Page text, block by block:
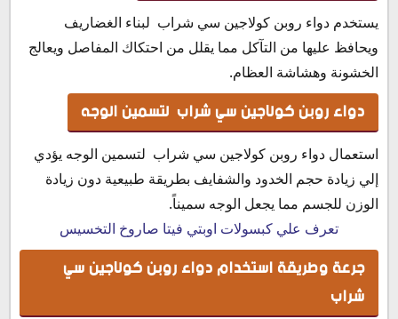
يستخدم دواء روبن كولاجين سي شراب لبناء الغضاريف
ويحافظ عليها من التآكل مما يقلل من احتكاك المفاصل ويعالج
الخشونة وهشاشة العظام.
دواء روبن كولاجين سي شراب لتسمين الوجه
استعمال دواء روبن كولاجين سي شراب لتسمين الوجه يؤدي
إلي زيادة حجم الخدود والشفايف بطريقة طبيعية دون زيادة
الوزن للجسم مما يجعل الوجه سميناً.
تعرف علي كبسولات اوبتي فيتا صاروخ التخسيس
جرعة وطريقة استخدام دواء روبن كولاجين سي
شراب